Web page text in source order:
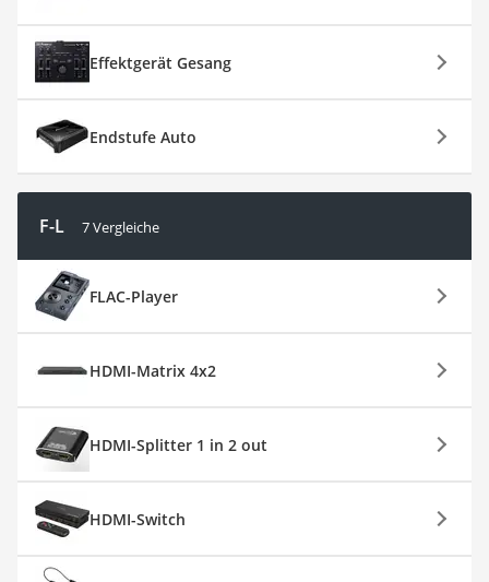
Effektgerät Gesang
Endstufe Auto
F-L 7 Vergleiche
FLAC-Player
HDMI-Matrix 4x2
HDMI-Splitter 1 in 2 out
HDMI-Switch